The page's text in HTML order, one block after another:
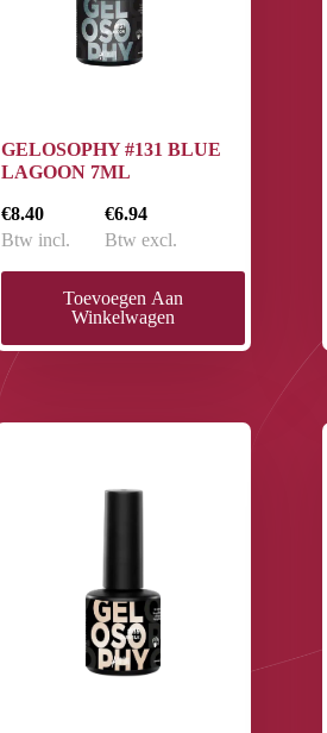
GELOSOPHY #131 BLUE
LAGOON 7ML
€8.40
Btw incl.
€6.94
Btw excl.
Toevoegen Aan
Winkelwagen